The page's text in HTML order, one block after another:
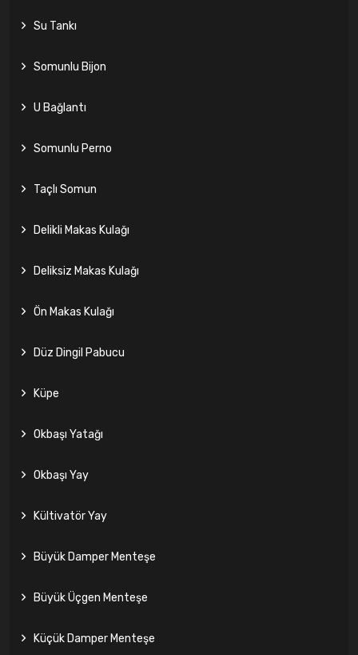
Su Tankı
Somunlu Bijon
U Bağlantı
Somunlu Perno
Taçlı Somun
Delikli Makas Kulağı
Deliksiz Makas Kulağı
Ön Makas Kulağı
Düz Dingil Pabucu
Küpe
Okbaşı Yatağı
Okbaşı Yay
Kültivatör Yay
Büyük Damper Menteşe
Büyük Üçgen Menteşe
Küçük Damper Menteşe